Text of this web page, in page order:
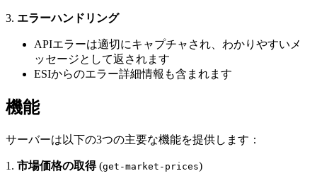
3. エラーハンドリング
APIエラーは適切にキャプチャされ、わかりやすいメ
ッセージとして返されます
ESIからのエラー詳細情報も含まれます
機能
サーバーは以下の3つの主要な機能を提供します：
1. 市場価格の取得(get-market-prices)